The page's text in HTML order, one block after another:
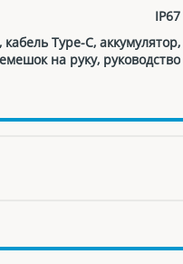
IP67
Type-C, аккумулятор,
на руку, руководство